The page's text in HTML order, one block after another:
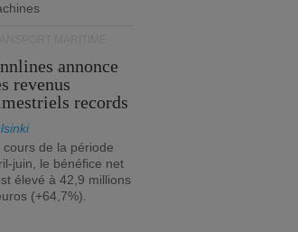
annonce
revenus
records
cours de la période
juin, le bénéfice net
élevé à 42,9 millions
(+64,7%).